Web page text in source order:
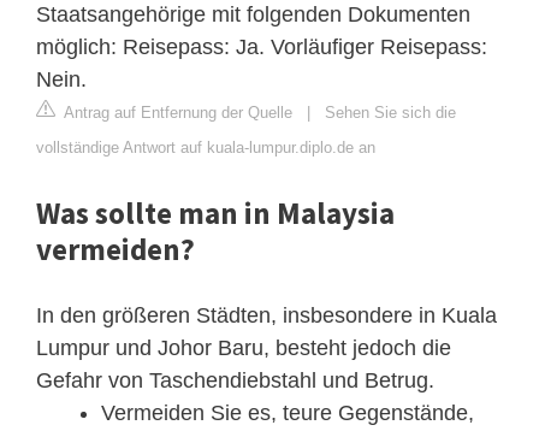
Staatsangehörige mit folgenden Dokumenten
möglich: Reisepass: Ja. Vorläufiger Reisepass:
Nein.
Antrag auf Entfernung der Quelle | Sehen Sie sich die
vollständige Antwort auf kuala-lumpur.diplo.de an
Was sollte man in Malaysia
vermeiden?
In den größeren Städten, insbesondere in Kuala
Lumpur und Johor Baru, besteht jedoch die
Gefahr von Taschendiebstahl und Betrug.
Vermeiden Sie es, teure Gegenstände,